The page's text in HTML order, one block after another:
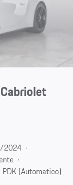
2024
PDK (Automatico)